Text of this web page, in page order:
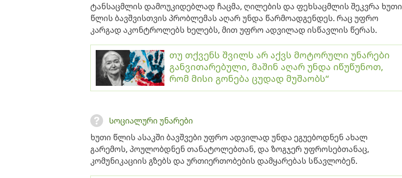
ტანსაცმლის დამოუკიდებლად ჩაცმა, ღილების და ფეხსაცმლის შეკვრა ხუთი
წლის ბავშვისთვის პრობლემას აღარ უნდა წარმოადგენდეს. რაც უფრო
კარგად აკონტროლებს ხელებს, მით უფრო ადვილად ისწავლის წერას.
თუ თქვენს შვილს არ აქვს მოტორული უნარები
განვითარებული, მაშინ აღარ უნდა იწუწუნოთ,
რომ მისი გონება ცუდად მუშაობს“
Სოციალური უნარები
ხუთი წლის ასაკში ბავშვები უფრო ადვილად უნდა ეგუებოდნენ ახალ
გარემოს, პოულობდნენ თანატოლებთან, და ზოგჯერ უფროსებთანაც,
კომუნიკაციის გზებს და ურთიერთობების დამყარებას სწავლობენ.